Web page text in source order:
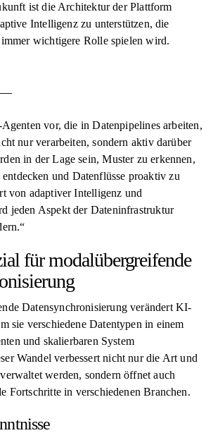
ist die Architektur der Plattform
Intelligenz zu unterstützen, die
wichtigere Rolle spielen wird.
vor, die in Datenpipelines arbeiten,
nur verarbeiten, sondern aktiv darüber
in der Lage sein, Muster zu erkennen,
entdecken und Datenflüsse proaktiv zu
von adaptiver Intelligenz und
jeden Aspekt der Dateninfrastruktur
für modalübergreifende
Datensynchronisierung verändert KI-
sie verschiedene Datentypen in einem
und skalierbaren System
Wandel verbessert nicht nur die Art und
werden, sondern öffnet auch
Fortschritte in verschiedenen Branchen.